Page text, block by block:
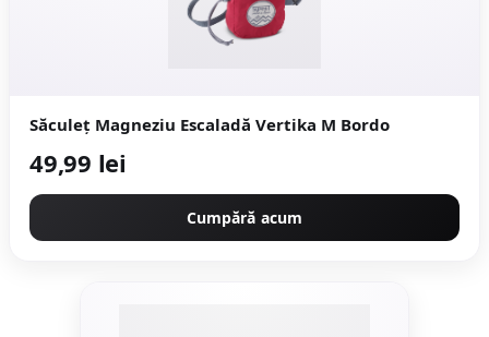
Săculeț Magneziu Escaladă Vertika M Bordo
49,99 lei
Cumpără acum